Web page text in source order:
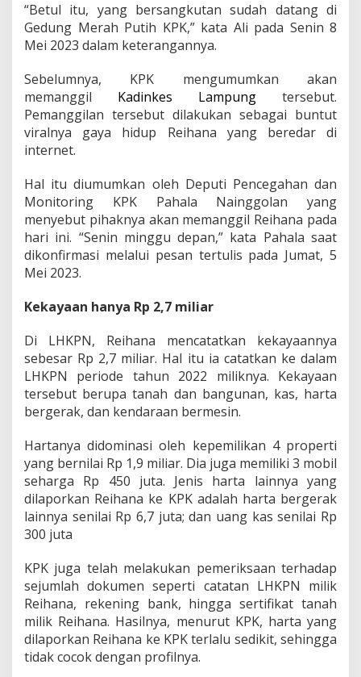
u
n
R
i
h
a
i
j
a
y
a
n
T
l
h
a
d
u
n
t
u
k
K
r
i
f
k
a
s
“Betul itu, yang bersangkutan sudah datang di
Gedung Merah Putih KPK,” kata Ali pada Senin 8
Mei 2023 dalam keterangannya.
Sebelumnya, KPK mengumumkan akan
memanggil Kadinkes Lampung tersebut.
Pemanggilan tersebut dilakukan sebagai buntut
viralnya gaya hidup Reihana yang beredar di
internet.
Hal itu diumumkan oleh Deputi Pencegahan dan
Monitoring KPK Pahala Nainggolan yang
menyebut pihaknya akan memanggil Reihana pada
hari ini. “Senin minggu depan,” kata Pahala saat
dikonfirmasi melalui pesan tertulis pada Jumat, 5
Mei 2023.
Kekayaan hanya Rp 2,7 miliar
Di LHKPN, Reihana mencatatkan kekayaannya
sebesar Rp 2,7 miliar. Hal itu ia catatkan ke dalam
LHKPN periode tahun 2022 miliknya. Kekayaan
tersebut berupa tanah dan bangunan, kas, harta
bergerak, dan kendaraan bermesin.
Hartanya didominasi oleh kepemilikan 4 properti
yang bernilai Rp 1,9 miliar. Dia juga memiliki 3 mobil
seharga Rp 450 juta. Jenis harta lainnya yang
dilaporkan Reihana ke KPK adalah harta bergerak
lainnya senilai Rp 6,7 juta; dan uang kas senilai Rp
300 juta
KPK juga telah melakukan pemeriksaan terhadap
sejumlah dokumen seperti catatan LHKPN milik
Reihana, rekening bank, hingga sertifikat tanah
milik Reihana. Hasilnya, menurut KPK, harta yang
dilaporkan Reihana ke KPK terlalu sedikit, sehingga
tidak cocok dengan profilnya.